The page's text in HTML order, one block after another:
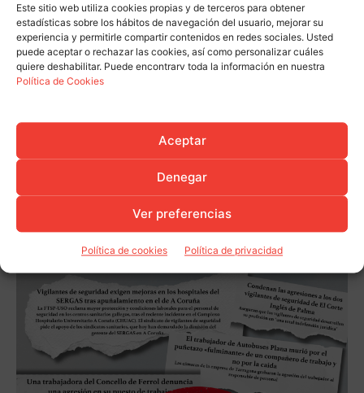
Este sitio web utiliza cookies propias y de terceros para obtener
estadísticas sobre los hábitos de navegación del usuario, mejorar su
experiencia y permitirle compartir contenidos en redes sociales. Usted
puede aceptar o rechazar las cookies, así como personalizar cuáles
quiere deshabilitar. Puede encontrarv toda la información en nuestra
Política de Cookies
Aceptar
Denegar
Ver preferencias
Política de cookies Política de privacidad